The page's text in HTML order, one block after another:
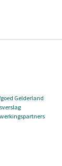
Gelderland